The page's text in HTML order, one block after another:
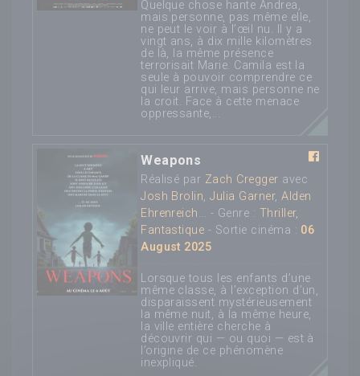
Quelque chose hante Andrea,
mais personne, pas même elle,
ne peut le voir à l’œil nu. Il y a
vingt ans, à dix mille kilomètres
de là, la même présence
terrorisait Marie. Camila est la
seule à pouvoir comprendre ce
qui leur arrive, mais personne ne
la croit. Face à cette menace
oppressante,...
Weapons
Réalisé par Zach Cregger avec
Josh Brolin,Julia Garner,Alden
Ehrenreich... - Genre : Thriller,
Fantastique - Sortie cinéma : 06
August 2025
Lorsque tous les enfants d’une
même classe, à l’exception d’un,
disparaissent mystérieusement
la même nuit, à la même heure,
la ville entière cherche à
découvrir qui — ou quoi — est à
l’origine de ce phénomène
inexpliqué.